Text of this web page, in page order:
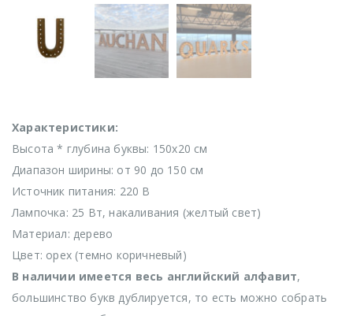
Характеристики:
Высота * глубина буквы: 150х20 см
Диапазон ширины: от 90 до 150 см
Источник питания: 220 В
Лампочка: 25 Вт, накаливания (желтый свет)
Материал: дерево
Цвет: орех (темно коричневый)
В наличии имеется весь английский алфавит,
большинство букв дублируется, то есть можно собрать